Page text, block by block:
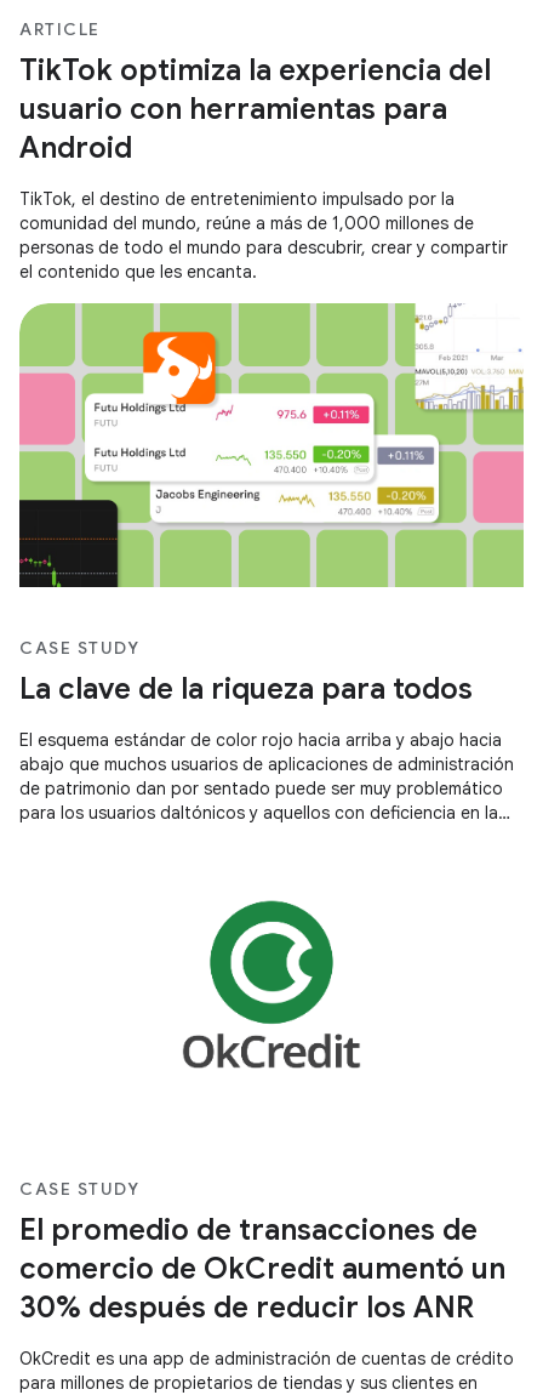
ARTICLE
TikTok optimiza la experiencia del
usuario con herramientas para
Android
TikTok, el destino de entretenimiento impulsado por la
comunidad del mundo, reúne a más de 1,000 millones de
personas de todo el mundo para descubrir, crear y compartir
el contenido que les encanta.
CASE STUDY
La clave de la riqueza para todos
El esquema estándar de color rojo hacia arriba y abajo hacia
abajo que muchos usuarios de aplicaciones de administración
de patrimonio dan por sentado puede ser muy problemático
para los usuarios daltónicos y aquellos con deficiencia en la
CASE STUDY
El promedio de transacciones de
comercio de OkCredit aumentó un
30% después de reducir los ANR
OkCredit es una app de administración de cuentas de crédito
para millones de propietarios de tiendas y sus clientes en